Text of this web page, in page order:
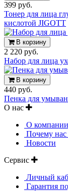
399 руб.
Тонер для лица
кислотой JIGOTT
В корзину
2 220 руб.
Набор для лица
В корзину
440 руб.
Пенка для
О нас
О
Почему
Новости
Сервис
Личный
Гарантия